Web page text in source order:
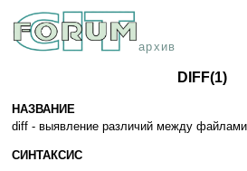
архив
DIFF(1)
НАЗВАНИЕ
diff - выявление различий между файлами
СИНТАКСИС